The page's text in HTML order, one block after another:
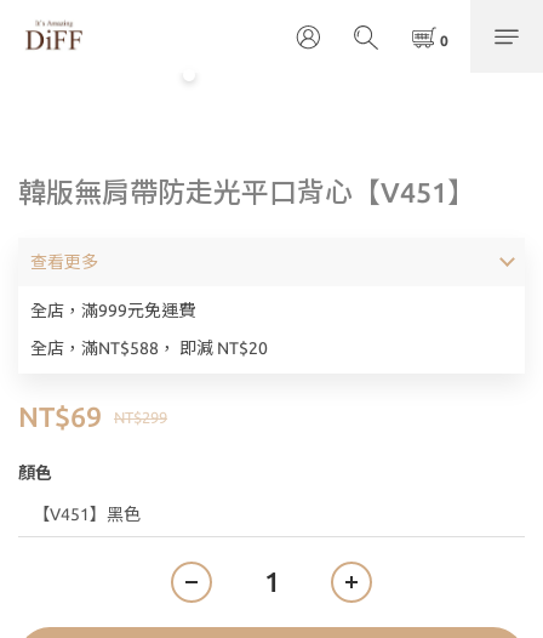
韓版無肩帶防走光平口背心【V451】
全店，滿999元免運費
全店，滿NT$588， 即減 NT$20
查看更多
NT$299
NT$69
顏色